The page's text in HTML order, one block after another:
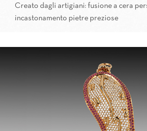
Creato dagli artigiani: fusione a cera
incastonamento pietre preziose